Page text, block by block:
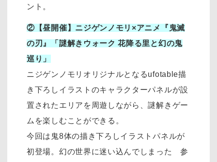
ント。
②【昼開催】ニジゲンノモリ×アニメ『鬼滅
の刃』「謎解きウォーク 花降る里と幻の鬼
巡り」
ニジゲンノモリオリジナルとなるufotable描
き下ろしイラストのキャラクターパネルが設
置されたエリアを周遊しながら、謎解きゲー
ムを楽しむことができる。
今回は鬼8体の描き下ろしイラストパネルが
初登場。幻の世界に迷い込んでしまった 参